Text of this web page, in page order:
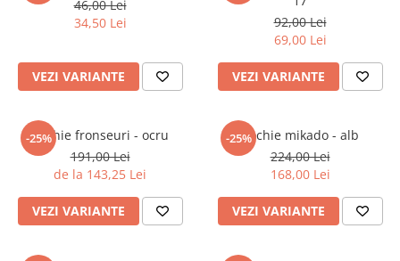
Logica
Tehnica si stiinta
46,00 Lei
34,50 Lei
VEZI VARIANTE
92,00 Lei
69,00 Lei
VEZI VARIANTE
-25%
Rochie fronseuri - ocru
191,00 Lei
de la 143,25 Lei
VEZI VARIANTE
-25%Rochie mikado - alb
224,00 Lei
168,00 Lei
VEZI VARIANTE